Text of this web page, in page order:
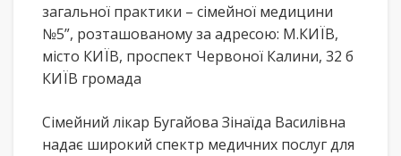
загальної практики – сімейної медицини
№5”, розташованому за адресою: М.КИЇВ,
місто КИЇВ, проспект Червоної Калини, 32 б
КИЇВ громада
Сімейний лікар Бугайова Зінаїда Василівна
надає широкий спектр медичних послуг для